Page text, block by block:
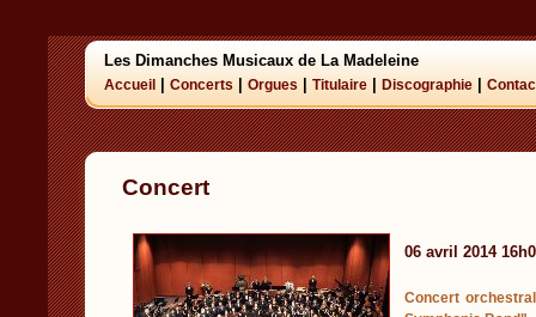
Les Dimanches Musicaux de La Madeleine
Accueil Concerts Orgues Titulaire Discographie
Concert
06 avril 2014
Concert